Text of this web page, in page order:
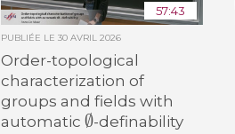
57:43
PUBLIÉE LE30 AVRIL 2026
Order-topological
characterization of
groups and fields with
automatic
∅
-definability